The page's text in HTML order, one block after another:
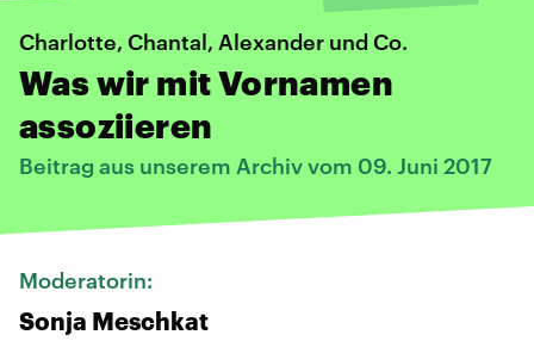
Charlotte, Chantal, Alexander und Co.
Was wir mit Vornamen
assoziieren
Beitrag aus unserem Archiv vom 09. Juni 2017
Moderatorin:
Sonja Meschkat